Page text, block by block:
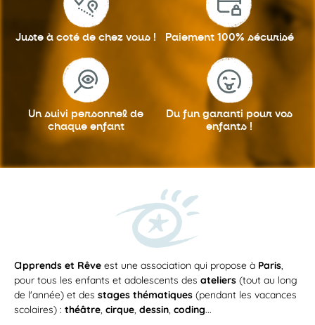
Juste à coté de chez vous ! Paiement 100% sécurisé
Un suivi personnel de
chaque enfant
Du fun garanti pour vos
enfants !
apprends et Rêve est une association qui propose à Paris,
pour tous les enfants et adolescents des ateliers (tout au long
de l'année) et des stages thématiques (pendant les vacances
scolaires) : théâtre, cirque, dessin, coding...